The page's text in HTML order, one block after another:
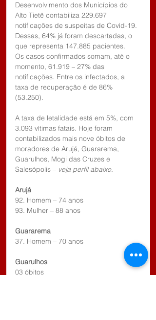
Desenvolvimento dos Municípios do
Alto Tietê contabiliza 229.697
notificações de suspeitas de Covid-19.
Dessas, 64% já foram descartadas, o
que representa 147.885 pacientes.
Os casos confirmados somam, até o
momento, 61.919 – 27% das
notificações. Entre os infectados, a
taxa de recuperação é de 86%
(53.250).
A taxa de letalidade está em 5%, com
3.093 vítimas fatais. Hoje foram
contabilizados mais nove óbitos de
moradores de Arujá, Guararema,
Guarulhos, Mogi das Cruzes e
Salesópolis – veja perfil abaixo.
Arujá
92. Homem – 74 anos
93. Mulher – 88 anos
Guararema
37. Homem – 70 anos
Guarulhos
03 óbitos